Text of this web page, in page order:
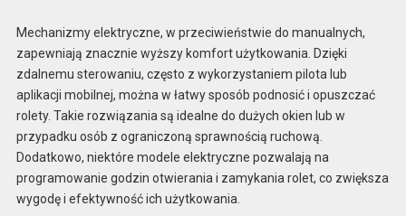
Mechanizmy elektryczne, w przeciwieństwie do manualnych,
zapewniają znacznie wyższy komfort użytkowania. Dzięki
zdalnemu sterowaniu, często z wykorzystaniem pilota lub
aplikacji mobilnej, można w łatwy sposób podnosić i opuszczać
rolety. Takie rozwiązania są idealne do dużych okien lub w
przypadku osób z ograniczoną sprawnością ruchową.
Dodatkowo, niektóre modele elektryczne pozwalają na
programowanie godzin otwierania i zamykania rolet, co zwiększa
wygodę i efektywność ich użytkowania.